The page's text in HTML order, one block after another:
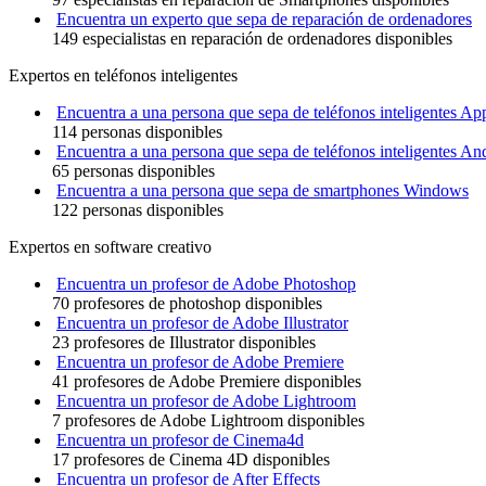
Encuentra un experto que sepa de reparación de ordenadores
149 especialistas en reparación de ordenadores disponibles
Expertos en teléfonos inteligentes
Encuentra a una persona que sepa de teléfonos inteligentes
114 personas disponibles
Encuentra a una persona que sepa de teléfonos inteligentes
65 personas disponibles
Encuentra a una persona que sepa de smartphones Windows
122 personas disponibles
Expertos en software creativo
Encuentra un profesor de Adobe Photoshop
70 profesores de photoshop disponibles
Encuentra un profesor de Adobe Illustrator
23 profesores de Illustrator disponibles
Encuentra un profesor de Adobe Premiere
41 profesores de Adobe Premiere disponibles
Encuentra un profesor de Adobe Lightroom
7 profesores de Adobe Lightroom disponibles
Encuentra un profesor de Cinema4d
17 profesores de Cinema 4D disponibles
Encuentra un profesor de After Effects